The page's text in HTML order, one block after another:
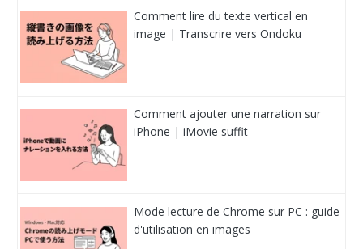
Comment lire du texte vertical en
image | Transcrire vers Ondoku
Comment ajouter une narration sur
iPhone | iMovie suffit
Mode lecture de Chrome sur PC : guide
d'utilisation en images